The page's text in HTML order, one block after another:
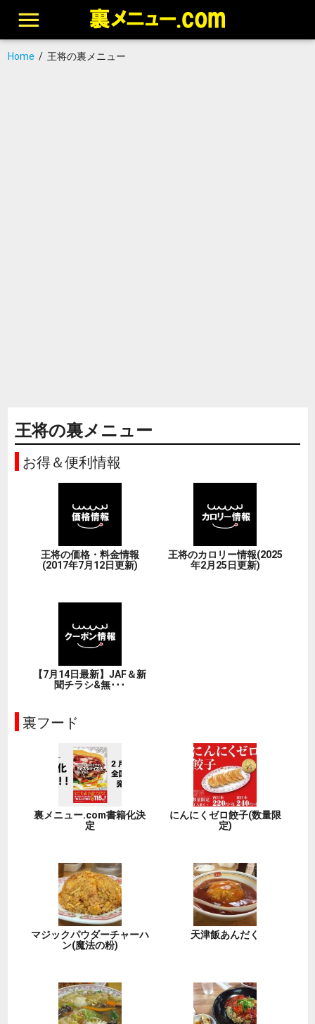
Home/ 王将の裏メニュー
王将の裏メニュー
お得＆便利情報
王将の価格・料金情報
(2017年7月12日更新)
王将のカロリー情報(2025
年2月25日更新)
【7月14日最新】JAF＆新
聞チラシ&無･･･
裏フード
裏メニュー.com書籍化決
定
にんにくゼロ餃子(数量限
定)
マジックパウダーチャーハ
ン(魔法の粉)
天津飯あんだく